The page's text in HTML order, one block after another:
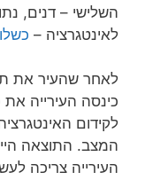
השלישי – דנים,
לאינטגרציה – כשלו
לאחר שהעיר את
כינסה העירייה
לקידום
העירייה צריכה